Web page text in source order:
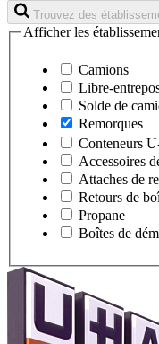
Trouvez des
Afficher les
Camions
Libre-
Solde de
Remorques
Conteneurs
Accessoires
Attaches de
Retours de
Propane
Boîtes de